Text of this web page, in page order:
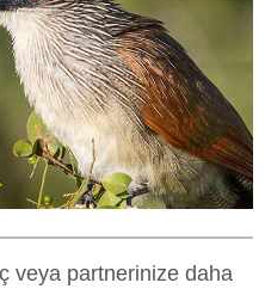
veya partnerinize daha